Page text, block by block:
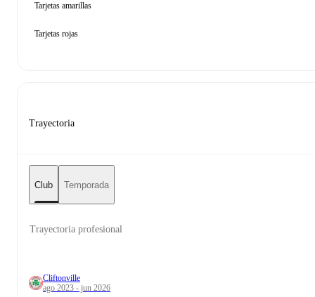
Tarjetas amarillas
Tarjetas rojas
Trayectoria
Club Temporada
Trayectoria profesional
Cliftonville
ago 2023 - jun 2026